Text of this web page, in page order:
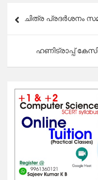
navigation
ചിത്ര പ്രദർശനം
ഹണിട്രാപ്പ്